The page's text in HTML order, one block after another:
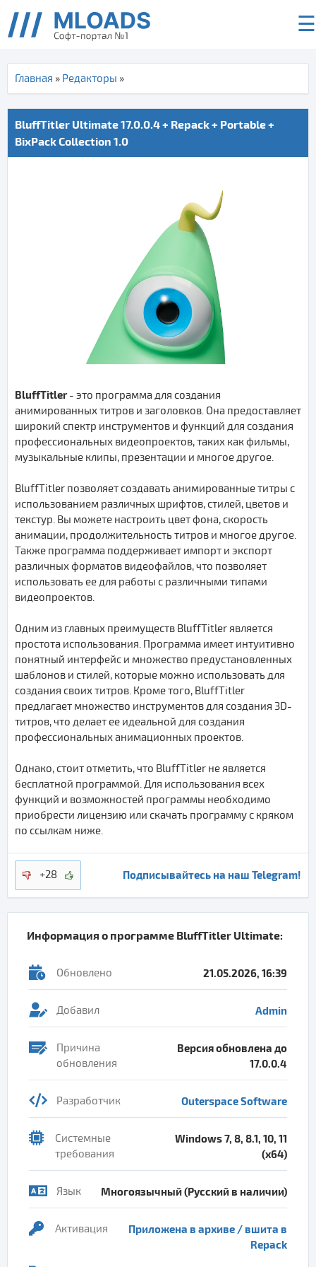
☰
Главная » Редакторы »
BluffTitler Ultimate 17.0.0.4 + Repack + Portable +
BixPack Collection 1.0
BluffTitler- это программа для создания
анимированных титров и заголовков. Она предоставляет
широкий спектр инструментов и функций для создания
профессиональных видеопроектов, таких как фильмы,
музыкальные клипы, презентации и многое другое.
BluffTitler позволяет создавать анимированные титры с
использованием различных шрифтов, стилей, цветов и
текстур. Вы можете настроить цвет фона, скорость
анимации, продолжительность титров и многое другое.
Также программа поддерживает импорт и экспорт
различных форматов видеофайлов, что позволяет
использовать ее для работы с различными типами
видеопроектов.
Одним из главных преимуществ BluffTitler является
простота использования. Программа имеет интуитивно
понятный интерфейс и множество предустановленных
шаблонов и стилей, которые можно использовать для
создания своих титров. Кроме того, BluffTitler
предлагает множество инструментов для создания 3D-
титров, что делает ее идеальной для создания
профессиональных анимационных проектов.
Однако, стоит отметить, что BluffTitler не является
бесплатной программой. Для использования всех
функций и возможностей программы необходимо
приобрести лицензию или скачать программу с кряком
по ссылкам ниже.
+28 Подписывайтесь на наш Telegram!
Информация о программе BluffTitler Ultimate:
Обновлено 21.05.2026, 16:39
Добавил Admin
Причина
обновления
Версия обновлена до
17.0.0.4
Разработчик Outerspace Software
Системные
требования
Windows 7, 8, 8.1, 10, 11
(x64)
Язык Многоязычный (Русский в наличии)
Активация
Приложена в архиве / вшита в
Repack